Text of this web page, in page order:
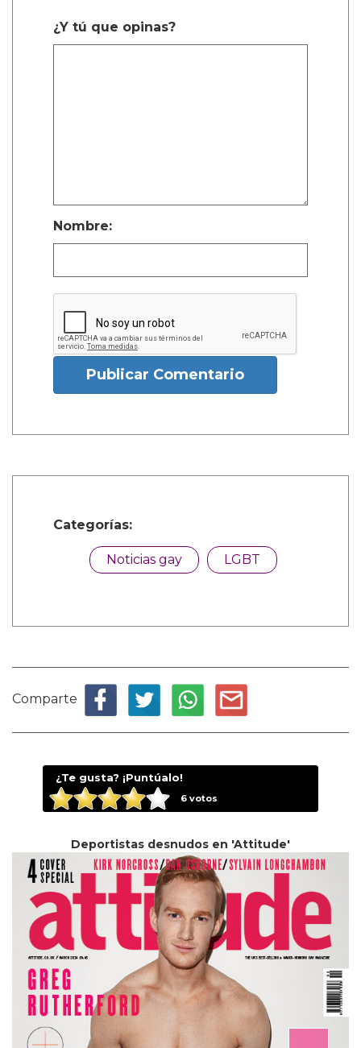
¿Y tú que opinas?
Nombre:
Publicar Comentario
Categorías:
Noticias gay LGBT
Comparte
¿Te gusta? ¡Puntúalo!
6votos
Deportistas desnudos en 'Attitude'